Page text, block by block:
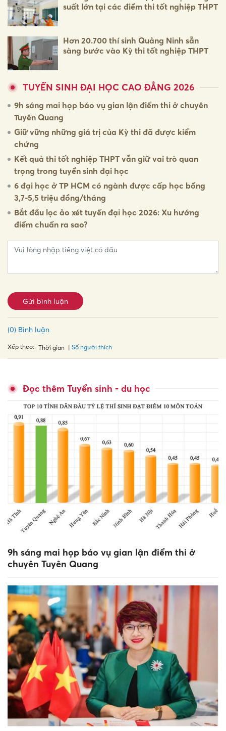
suất lớn tại các điểm thi tốt nghiệp THPT
Hơn 20.700 thí sinh Quảng Ninh sẵn
sàng bước vào Kỳ thi tốt nghiệp THPT
TUYỂN SINH ĐẠI HỌC CAO ĐẲNG 2026
9h sáng mai họp báo vụ gian lận điểm thi ở chuyên
Tuyên Quang
Giữ vững những giá trị của Kỳ thi đã được kiểm
chứng
Kết quả thi tốt nghiệp THPT vẫn giữ vai trò quan
trọng trong tuyển sinh đại học
6 đại học ở TP HCM có ngành được cấp học bổng
3,7-5,5 triệu đồng/tháng
Bắt đầu lọc ảo xét tuyển đại học 2026: Xu hướng
điểm chuẩn ra sao?
Gửi bình luận
(0) Bình luận
Xếp theo: Thời gian Số người thích
Đọc thêm Tuyển sinh - du học
9h sáng mai họp báo vụ gian lận điểm thi ở
chuyên Tuyên Quang